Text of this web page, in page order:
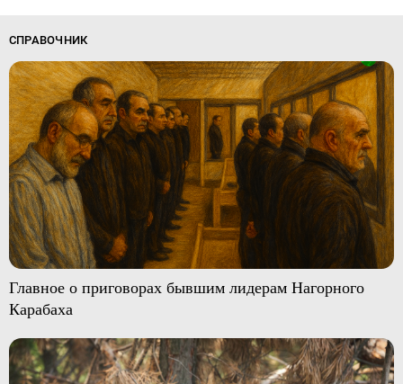
СПРАВОЧНИК
Главное о приговорах бывшим лидерам Нагорного
Карабаха